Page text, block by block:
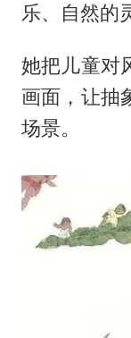
乐、自然的
她把儿童对
画面，让抽
场景。